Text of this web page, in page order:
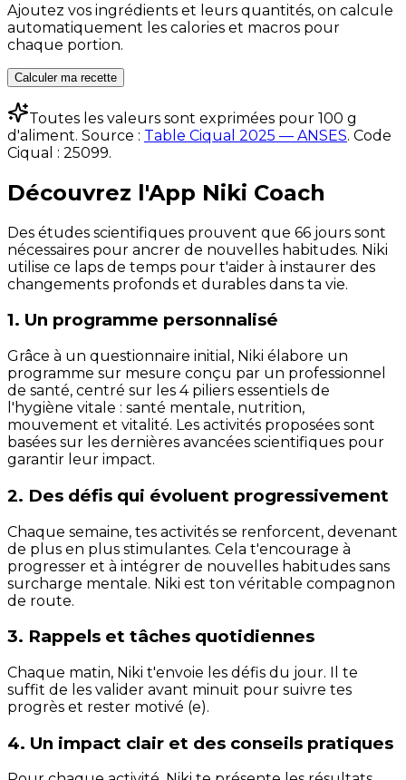
Ajoutez vos ingrédients et leurs quantités, on calcule
automatiquement les calories et macros pour
chaque portion.
Calculer ma recette
Toutes les valeurs sont exprimées pour 100 g
d'aliment. Source : Table Ciqual 2025 — ANSES. Code
Ciqual : 25099.
Découvrez l'App Niki Coach
Des études scientifiques prouvent que 66 jours sont
nécessaires pour ancrer de nouvelles habitudes. Niki
utilise ce laps de temps pour t'aider à instaurer des
changements profonds et durables dans ta vie.
1. Un programme personnalisé
Grâce à un questionnaire initial, Niki élabore un
programme sur mesure conçu par un professionnel
de santé, centré sur les 4 piliers essentiels de
l'hygiène vitale : santé mentale, nutrition,
mouvement et vitalité. Les activités proposées sont
basées sur les dernières avancées scientifiques pour
garantir leur impact.
2. Des défis qui évoluent progressivement
Chaque semaine, tes activités se renforcent, devenant
de plus en plus stimulantes. Cela t'encourage à
progresser et à intégrer de nouvelles habitudes sans
surcharge mentale. Niki est ton véritable compagnon
de route.
3. Rappels et tâches quotidiennes
Chaque matin, Niki t'envoie les défis du jour. Il te
suffit de les valider avant minuit pour suivre tes
progrès et rester motivé (e).
4. Un impact clair et des conseils pratiques